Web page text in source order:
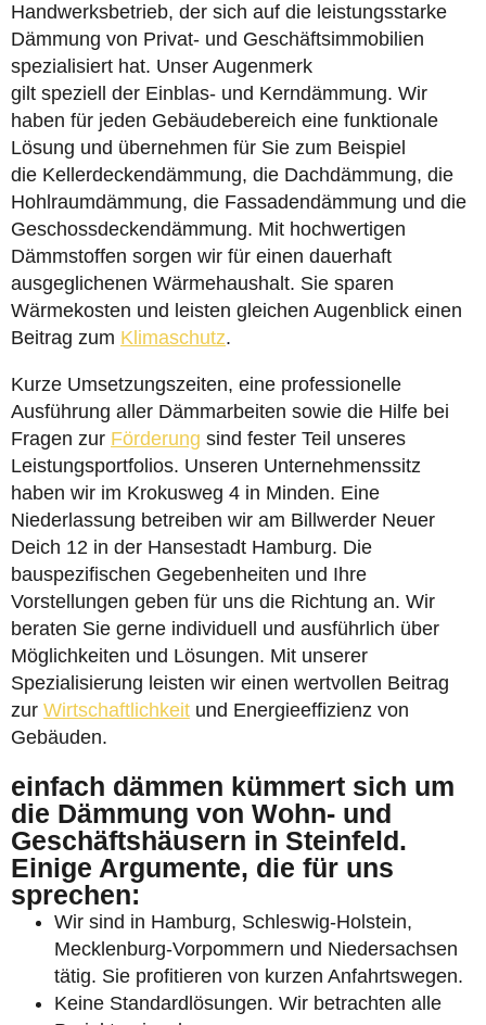
Handwerksbetrieb, der sich auf die leistungsstarke
Dämmung von Privat- und Geschäftsimmobilien
spezialisiert hat. Unser Augenmerk
gilt speziell der Einblas- und Kerndämmung. Wir
haben für jeden Gebäudebereich eine funktionale
Lösung und übernehmen für Sie zum Beispiel
die Kellerdeckendämmung, die Dachdämmung, die
Hohlraumdämmung, die Fassadendämmung und die
Geschossdeckendämmung. Mit hochwertigen
Dämmstoffen sorgen wir für einen dauerhaft
ausgeglichenen Wärmehaushalt. Sie sparen
Wärmekosten und leisten gleichen Augenblick einen
Beitrag zum Klimaschutz.
Kurze Umsetzungszeiten, eine professionelle
Ausführung aller Dämmarbeiten sowie die Hilfe bei
Fragen zur Förderung sind fester Teil unseres
Leistungsportfolios. Unseren Unternehmenssitz
haben wir im Krokusweg 4 in Minden. Eine
Niederlassung betreiben wir am Billwerder Neuer
Deich 12 in der Hansestadt Hamburg. Die
bauspezifischen Gegebenheiten und Ihre
Vorstellungen geben für uns die Richtung an. Wir
beraten Sie gerne individuell und ausführlich über
Möglichkeiten und Lösungen. Mit unserer
Spezialisierung leisten wir einen wertvollen Beitrag
zur Wirtschaftlichkeit und Energieeffizienz von
Gebäuden.
einfach dämmen kümmert sich um
die Dämmung von Wohn- und
Geschäftshäusern in Steinfeld.
Einige Argumente, die für uns
sprechen:
Wir sind in Hamburg, Schleswig-Holstein,
Mecklenburg-Vorpommern und Niedersachsen
tätig. Sie profitieren von kurzen Anfahrtswegen.
Keine Standardlösungen. Wir betrachten alle